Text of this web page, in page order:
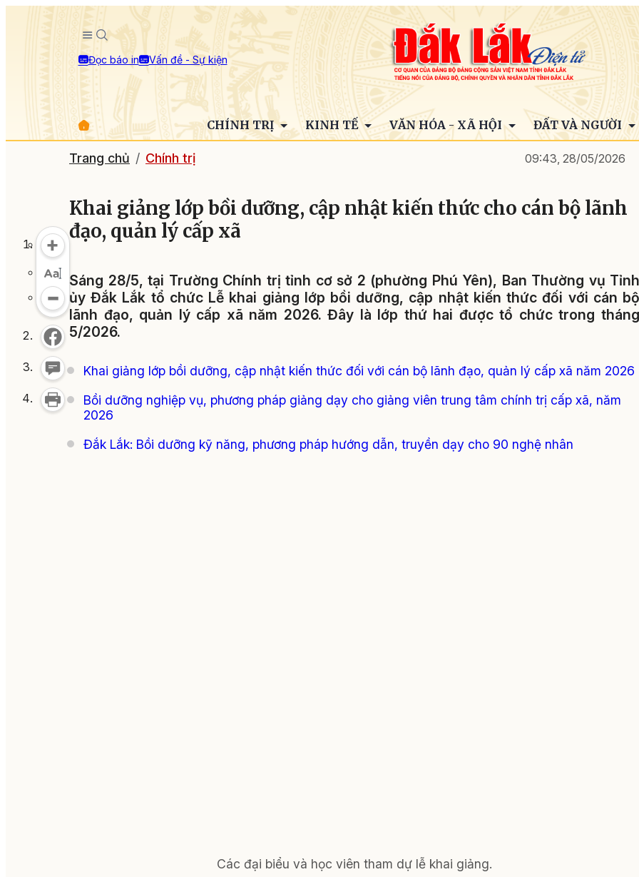
Đọc báo in Vấn đề - Sự kiện
CHÍNH TRỊ KINH TẾ VĂN HÓA - XÃ HỘI ĐẤT VÀ NGƯỜI
Trang chủ Chính trị 09:43, 28/05/2026
Khai giảng lớp bồi dưỡng, cập nhật kiến thức cho cán bộ lãnh
đạo, quản lý cấp xã
Sáng 28/5, tại Trường Chính trị tỉnh cơ sở 2 (phường Phú Yên), Ban Thường vụ Tỉnh
ủy Đắk Lắk tổ chức Lễ khai giảng lớp bồi dưỡng, cập nhật kiến thức đối với cán bộ
lãnh đạo, quản lý cấp xã năm 2026. Đây là lớp thứ hai được tổ chức trong tháng
5/2026.
Khai giảng lớp bồi dưỡng, cập nhật kiến thức đối với cán bộ lãnh đạo, quản lý cấp xã năm 2026
Bồi dưỡng nghiệp vụ, phương pháp giảng dạy cho giảng viên trung tâm chính trị cấp xã, năm
2026
Đắk Lắk: Bồi dưỡng kỹ năng, phương pháp hướng dẫn, truyền dạy cho 90 nghệ nhân
Các đại biểu và học viên tham dự lễ khai giảng.